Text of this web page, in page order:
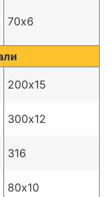
70х6
200х15
300х12
316
80х10